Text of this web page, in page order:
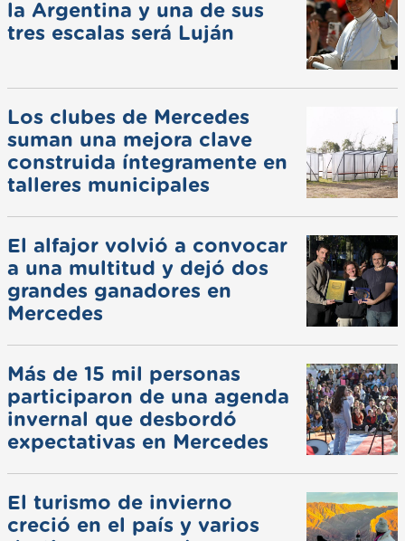
la Argentina y una de sus
tres escalas será Luján
Los clubes de Mercedes
suman una mejora clave
construida íntegramente en
talleres municipales
El alfajor volvió a convocar
a una multitud y dejó dos
grandes ganadores en
Mercedes
Más de 15 mil personas
participaron de una agenda
invernal que desbordó
expectativas en Mercedes
El turismo de invierno
creció en el país y varios